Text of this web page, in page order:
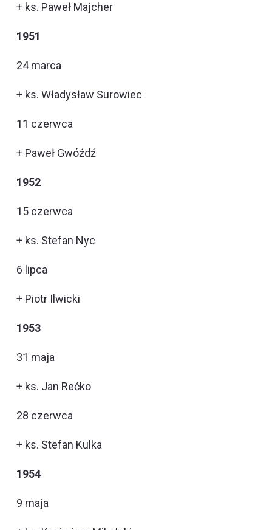
+ ks. Paweł Majcher
1951
24 marca
+ ks. Władysław Surowiec
11 czerwca
+ Paweł Gwóźdź
1952
15 czerwca
+ ks. Stefan Nyc
6 lipca
+ Piotr Ilwicki
1953
31 maja
+ ks. Jan Rećko
28 czerwca
+ ks. Stefan Kulka
1954
9 maja